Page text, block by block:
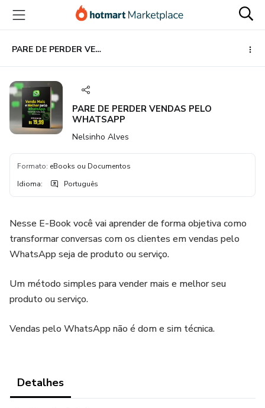
para
conteúdo
principal
para
pagamento
para
rodapé
PARE DE PERDER VENDAS PELO WHATSAPP
PARE DE PERDER VENDAS PELO
WHATSAPP
Nelsinho Alves
Formato: eBooks ou Documentos
Idioma: Português
Nesse E-Book você vai aprender de forma objetiva como
transformar conversas com os clientes em vendas pelo
WhatsApp seja de produto ou serviço.
Um método simples para vender mais e melhor seu
produto ou serviço.
Vendas pelo WhatsApp não é dom e sim técnica.
Detalhes